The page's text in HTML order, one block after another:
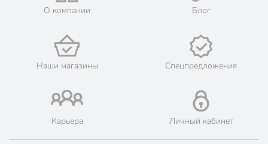
О компании Блог
Наши магазины Спецпредложения
Карьера Личный кабинет